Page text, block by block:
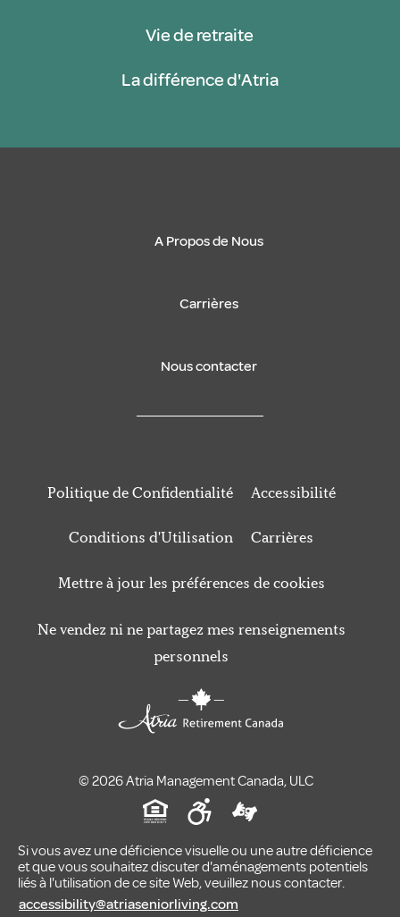
Vie de retraite
La différence d'Atria
A Propos de Nous
Carrières
Nous contacter
Politique de Confidentialité Accessibilité
Conditions d'Utilisation Carrières
Mettre à jour les préférences de cookies
Ne vendez ni ne partagez mes renseignements
personnels
© 2026 Atria Management Canada, ULC
Si vous avez une déficience visuelle ou une autre déficience
et que vous souhaitez discuter d'aménagements potentiels
liés à l'utilisation de ce site Web, veuillez nous contacter.
accessibility@atriaseniorliving.com